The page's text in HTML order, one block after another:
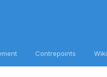
Contrepoints